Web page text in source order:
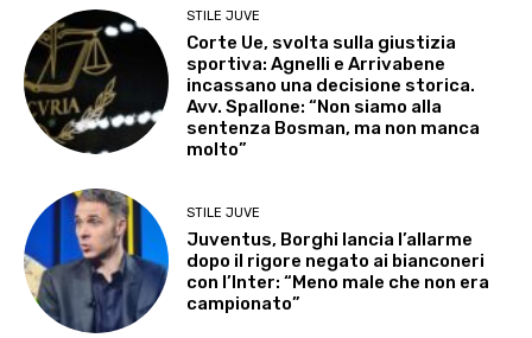
STILE JUVE
Corte Ue, svolta sulla giustizia
sportiva: Agnelli e Arrivabene
incassano una decisione storica.
Avv. Spallone: “Non siamo alla
sentenza Bosman, ma non manca
molto”
STILE JUVE
Juventus, Borghi lancia l’allarme
dopo il rigore negato ai bianconeri
con l’Inter: “Meno male che non era
campionato”